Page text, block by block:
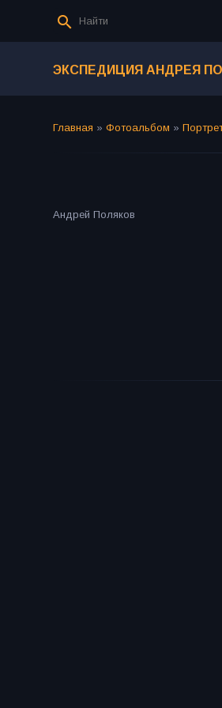
ЭКСПЕДИЦИЯ АНДРЕЯ
Главная » Фотоальбом »
Андрей Поляков